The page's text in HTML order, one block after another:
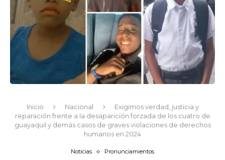
Inicio Nacional
Exigimos verdad, justicia y
reparación frente a la desaparición forzada de los cuatro de
guayaquil y demás casos de graves violaciones de derechos
humanos en 2024
Noticias Pronunciamientos